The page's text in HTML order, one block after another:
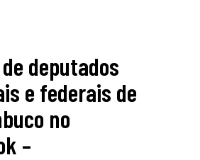
deputados
e federais de
no
–